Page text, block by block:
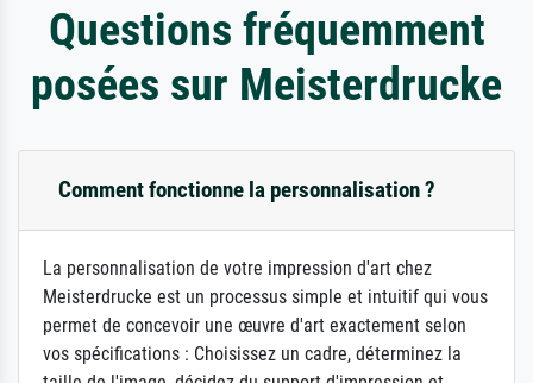
Questions fréquemment
posées sur Meisterdrucke
Comment fonctionne la personnalisation ?
La personnalisation de votre impression d'art chez
Meisterdrucke est un processus simple et intuitif qui vous
permet de concevoir une œuvre d'art exactement selon
vos spécifications : Choisissez un cadre, déterminez la